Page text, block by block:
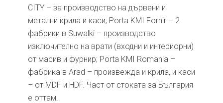
CITY – за производство на дървени и
метални крила и каси; Porta KMI Fornir – 2
фабрики в Suwalki – производство
изключително на врати (входни и интериорни)
от масив и фурнир; Porta KMI Romania –
фабрика в Arad – произвежда и крила, и каси
– от MDF и HDF. Част от стоката за България
е оттам.